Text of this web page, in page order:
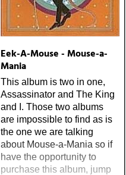
Eek-A-Mouse - Mouse-a-
Mania
This album is two in one,
Assassinator and The King
and I. Those two albums
are impossible to find as is
the one we are talking
about Mouse-a-Mania so if
have the opportunity to
purchase this album, jump